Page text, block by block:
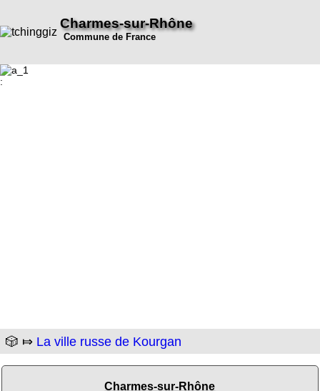
Charmes-sur-Rhône
Commune de France
:
🎲 ⤇ La ville russe de Kourgan
Charmes-sur-Rhône